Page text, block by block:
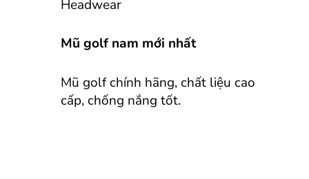
Mũ golf nam mới nhất
Mũ golf chính hãng, chất liệu cao
cấp, chống nắng tốt.